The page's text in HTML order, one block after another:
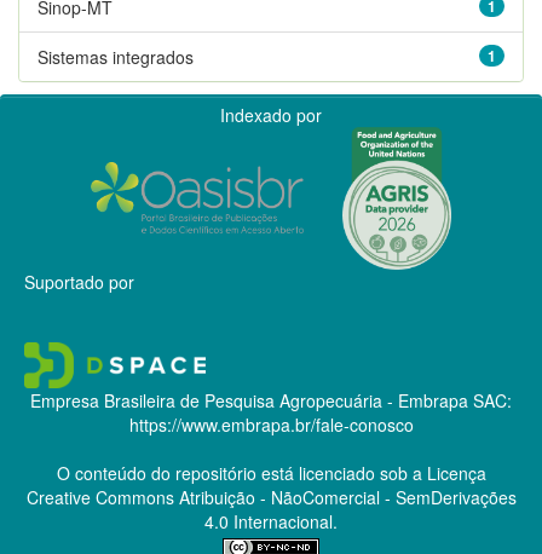
1
Sinop-MT
1
Sistemas integrados
Indexado por
Suportado por
Empresa Brasileira de Pesquisa Agropecuária - Embrapa SAC:
https://www.embrapa.br/fale-conosco
O conteúdo do repositório está licenciado sob a Licença
Creative CommonsAtribuição - NãoComercial - SemDerivações
4.0 Internacional.